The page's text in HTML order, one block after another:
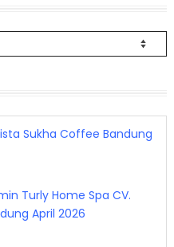
Bandung 14 - 15 April
Sukha Coffee Bandung